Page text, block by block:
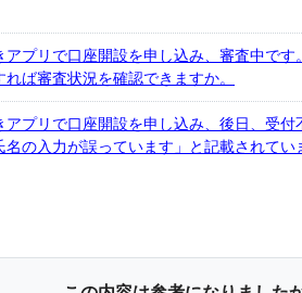
アプリで口座開設を申し込み、審査中です
れば審査状況を確認できますか。
アプリで口座開設を申し込み、後日、受
名の入力が誤っています」と記載されてい